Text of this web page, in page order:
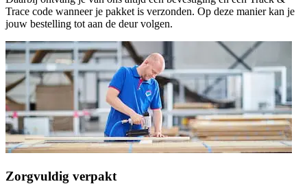
Trace code wanneer je pakket is verzonden. Op deze manier kan je
jouw bestelling tot aan de deur volgen.
Zorgvuldig verpakt